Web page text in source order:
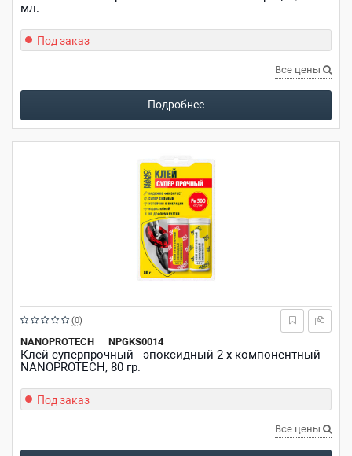
мл.
звезд
Под заказ
Все цены
Подробнее
NANOPROTECH NPGKS0014
Клей суперпрочный - эпоксидный 2-х компонентный
NANOPROTECH, 80 гр.
Рейтинг:
из
5
звезд
(0)
Под заказ
Все цены